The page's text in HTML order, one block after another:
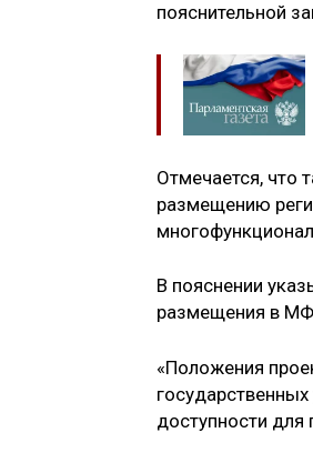
пояснительной
Отмечается, что
размещению
В пояснении
размещения в
«Положения
доступности для